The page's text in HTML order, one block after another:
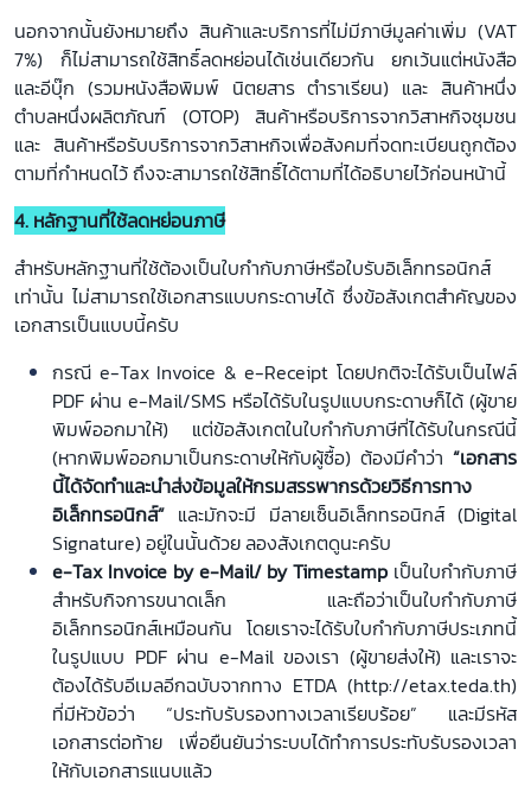
นอกจากนั้นยังหมายถึง สินค้าและบริการที่ไม่มีภาษีมูลค่าเพิ่ม (VAT
7%) ก็ไม่สามารถใช้สิทธิ์ลดหย่อนได้เช่นเดียวกัน ยกเว้นแต่หนังสือ
และอีบุ๊ก (รวมหนังสือพิมพ์ นิตยสาร ตำราเรียน) และ สินค้าหนึ่ง
ตำบลหนึ่งผลิตภัณฑ์ (OTOP) สินค้าหรือบริการจากวิสาหกิจชุมชน
และ สินค้าหรือรับบริการจากวิสาหกิจเพื่อสังคมที่จดทะเบียนถูกต้อง
ตามที่กำหนดไว้ ถึงจะสามารถใช้สิทธิ์ได้ตามที่ได้อธิบายไว้ก่อนหน้านี้
4. หลักฐานที่ใช้ลดหย่อนภาษี
สำหรับหลักฐานที่ใช้ต้องเป็นใบกำกับภาษีหรือใบรับอิเล็กทรอนิกส์
เท่านั้น ไม่สามารถใช้เอกสารแบบกระดาษได้ ซึ่งข้อสังเกตสำคัญของ
เอกสารเป็นแบบนี้ครับ
กรณี e-Tax Invoice & e-Receipt โดยปกติจะได้รับเป็นไฟล์
PDF ผ่าน e-Mail/SMS หรือได้รับในรูปแบบกระดาษก็ได้ (ผู้ขาย
พิมพ์ออกมาให้) แต่ข้อสังเกตในใบกำกับภาษีที่ได้รับในกรณีนี้
(หากพิมพ์ออกมาเป็นกระดาษให้กับผู้ซื้อ) ต้องมีคำว่า “เอกสาร
นี้ได้จัดทำและนำส่งข้อมูลให้กรมสรรพากรด้วยวิธีการทาง
อิเล็กทรอนิกส์” และมักจะมี มีลายเซ็นอิเล็กทรอนิกส์ (Digital
Signature) อยู่ในนั้นด้วย ลองสังเกตดูนะครับ
e-Tax Invoice by e-Mail/ by Timestamp เป็นใบกำกับภาษี
สำหรับกิจการขนาดเล็ก และถือว่าเป็นใบกำกับภาษี
อิเล็กทรอนิกส์เหมือนกัน โดยเราจะได้รับใบกำกับภาษีประเภทนี้
ในรูปแบบ PDF ผ่าน e-Mail ของเรา (ผู้ขายส่งให้) และเราจะ
ต้องได้รับอีเมลอีกฉบับจากทาง ETDA (http://etax.teda.th)
ที่มีหัวข้อว่า “ประทับรับรองทางเวลาเรียบร้อย” และมีรหัส
เอกสารต่อท้าย เพื่อยืนยันว่าระบบได้ทำการประทับรับรองเวลา
ให้กับเอกสารแนบแล้ว